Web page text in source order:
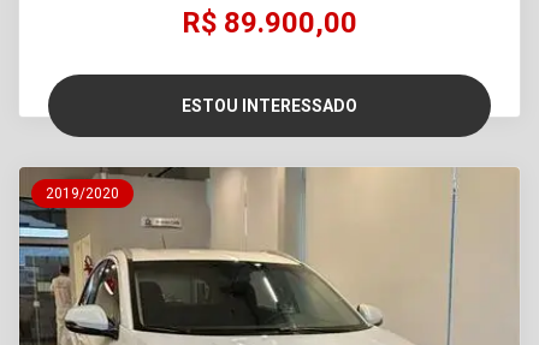
R$ 89.900,00
ESTOU INTERESSADO
2019/2020